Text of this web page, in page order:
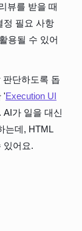
뷰를 받을 때
정 필요 사항
용될 수 있어
판단하도록 돕
'Execution UI
AI가 일을 대신
는데, HTML
있어요.